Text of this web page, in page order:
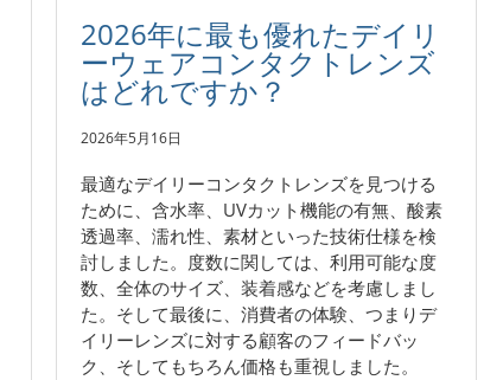
2026年に最も優れたデイリ
ーウェアコンタクトレンズ
はどれですか？
2026年5月16日
最適なデイリーコンタクトレンズを見つける
ために、含水率、UVカット機能の有無、酸素
透過率、濡れ性、素材といった技術仕様を検
討しました。度数に関しては、利用可能な度
数、全体のサイズ、装着感などを考慮しまし
た。そして最後に、消費者の体験、つまりデ
イリーレンズに対する顧客のフィードバッ
ク、そしてもちろん価格も重視しました。